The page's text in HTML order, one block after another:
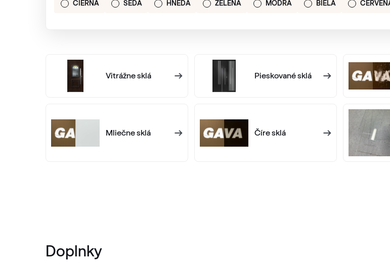
ČIERNA ŠEDÁ HNEDÁ ZELENÁ MODRÁ BIELA
Vitrážne sklá Pieskované sklá
Mliečne sklá Číre sklá
Doplnky